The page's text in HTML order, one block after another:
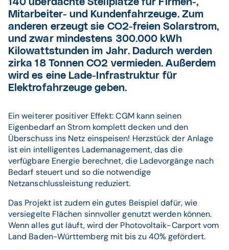
140 überdachte Stellplatze für Firmen-,
Mitarbeiter- und Kundenfahrzeuge. Zum
anderen erzeugt sie CO2-freien Solarstrom,
und zwar mindestens 300.000 kWh
Kilowattstunden im Jahr. Dadurch werden
zirka 18 Tonnen CO2 vermieden. Außerdem
wird es eine Lade-Infrastruktur für
Elektrofahrzeuge geben.
Ein weiterer positiver Effekt: CGM kann seinen
Eigenbedarf an Strom komplett decken und den
Überschuss ins Netz einspeisen! Herzstück der Anlage
ist ein intelligentes Lademanagement, das die
verfügbare Energie berechnet, die Ladevorgänge nach
Bedarf steuert und so die notwendige
Netzanschlussleistung reduziert.
Das Projekt ist zudem ein gutes Beispiel dafür, wie
versiegelte Flächen sinnvoller genutzt werden können.
Wenn alles gut läuft, wird der Photovoltaik-Carport vom
Land Baden-Württemberg mit bis zu 40% gefördert.